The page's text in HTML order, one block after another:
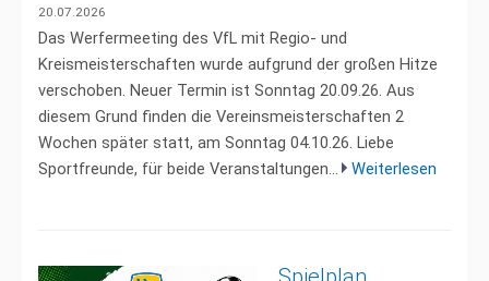
20.07.2026
Das Werfermeeting des VfL mit Regio- und
Kreismeisterschaften wurde aufgrund der großen Hitze
verschoben. Neuer Termin ist Sonntag 20.09.26. Aus
diesem Grund finden die Vereinsmeisterschaften 2
Wochen später statt, am Sonntag 04.10.26. Liebe
Sportfreunde, für beide Veranstaltungen...
Weiterlesen